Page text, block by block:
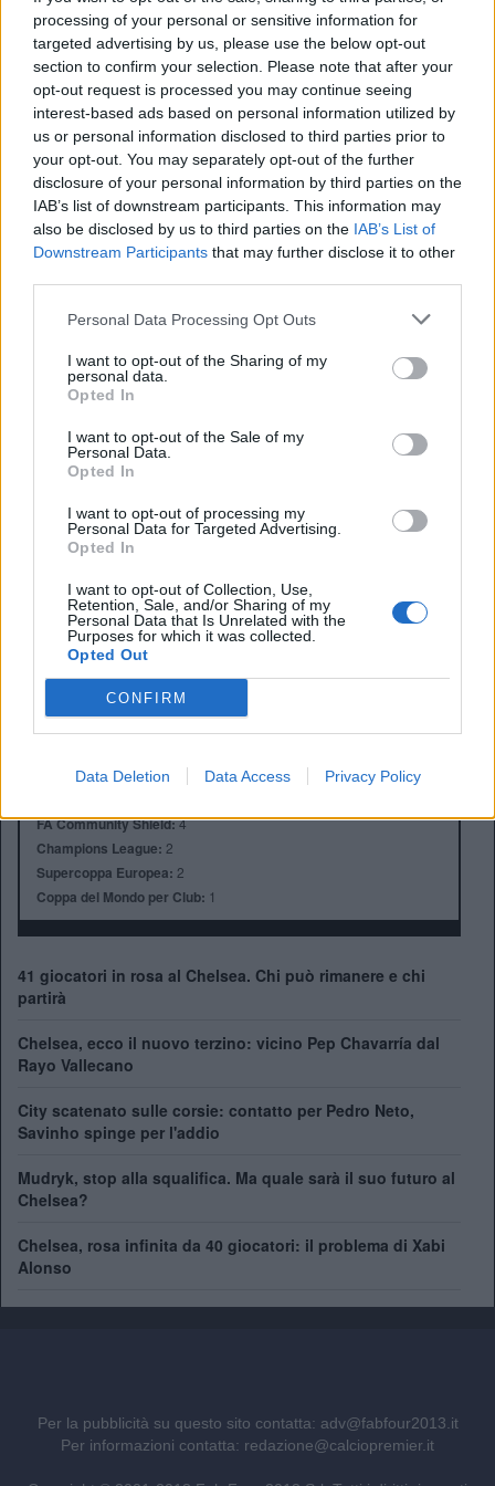
processing of your personal or sensitive information for
targeted advertising by us, please use the below opt-out
section to confirm your selection. Please note that after your
opt-out request is processed you may continue seeing
interest-based ads based on personal information utilized by
us or personal information disclosed to third parties prior to
your opt-out. You may separately opt-out of the further
disclosure of your personal information by third parties on the
IAB’s list of downstream participants. This information may
also be disclosed by us to third parties on the IAB’s List of
Downstream Participants that may further disclose it to other
Personal Data Processing Opt Outs
I want to opt-out of the Sharing of my
personal data.
Opted In
I want to opt-out of the Sale of my
Personal Data.
Opted In
I want to opt-out of processing my
Personal Data for Targeted Advertising.
Opted In
I want to opt-out of Collection, Use,
Retention, Sale, and/or Sharing of my
Personal Data that Is Unrelated with the
Purposes for which it was collected.
Opted Out
CONFIRM
Data Deletion Data Access Privacy Policy
formazioni:
Dove vederla
Il calcio d’inizio è previsto per sabato 16 maggio alle
16:00. La gara sarà trasmessa da Dazn. Ecco le probabili
formazioni:
CHELSEA(3-4-2-1): Jorgensen; Colwill, Fofana,
Chalobah; James, Caicedo, Santos, Cucurella; Palmer,
Enzo; Joao Pedro. All. McFarlane
MANCHESTER CITY(4-2-3-1): Trafford; Nunes, Guehi,
Dias, O’Reilly; Rodri, Bernardo; Semenyo, Cherki, Doku;
Haaland. All. Guardiola
Anno di Fondazione:1905
Stadio:Stamford Bridge (41.837)
Città:Londra
Presidente:Todd Boehly
Enzo Maresca
ALBO D'ORO
FA Cup:8
FA Community Shield:4
Champions League: 2
Supercoppa Europea: 2
Coppa del Mondo per Club: 1
41 giocatori in rosa al Chelsea. Chi può rimanere e chi
partirà
Chelsea, ecco il nuovo terzino: vicino Pep Chavarría dal
Rayo Vallecano
City scatenato sulle corsie: contatto per Pedro Neto,
Savinho spinge per l'addio
Mudryk, stop alla squalifica. Ma quale sarà il suo futuro al
Chelsea?
Chelsea, rosa infinita da 40 giocatori: il problema di Xabi
Alonso
Per la pubblicità su questo sito contatta: adv@fabfour2013.it
Per informazioni contatta: redazione@calciopremier.it